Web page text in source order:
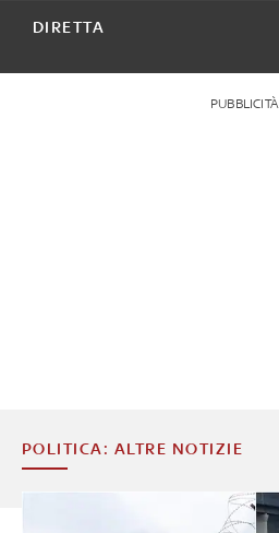
DIRETTA
PUBBLICITÀ
POLITICA: ALTRE NOTIZIE